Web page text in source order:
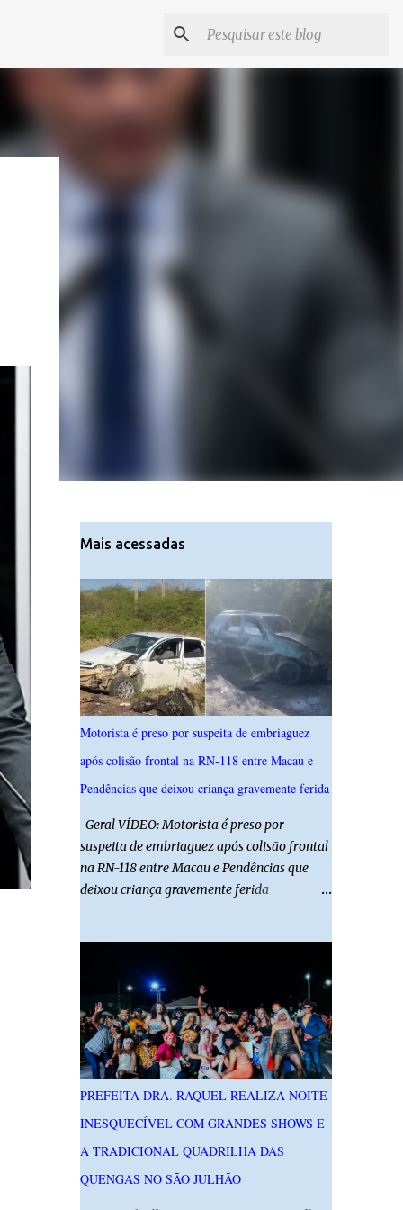
Mais acessadas
Motorista é preso por suspeita de embriaguez
após colisão frontal na RN-118 entre Macau e
Pendências que deixou criança gravemente ferida
Geral VÍDEO: Motorista é preso por
suspeita de embriaguez após colisão frontal
na RN-118 entre Macau e Pendências que
deixou criança gravemente ferida
embriagado após um acidente que deixou
uma criança de 11 anos gravemente ferida
na manhã deste sábado (1º), na RN-118,
entre Macau e Pendências. Segundo a Polícia
Militar, dois carros que seguiam em sentidos
opostos bateram de frente. Um dos
condutores apresentava sinais de
embriaguez, foi levado ao Hospital Regional
Tarcísio Maia, em Mossoró, e autuado em
flagrante. O exame pericial para confirmar a
presença de álcool no organismo está em
PREFEITA DRA. RAQUEL REALIZA NOITE
INESQUECÍVEL COM GRANDES SHOWS E
A TRADICIONAL QUADRILHA DAS
QUENGAS NO SÃO JULHÃO